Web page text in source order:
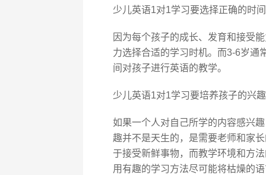
少儿英语1对1学习要选择正确的时间
因为每个孩子的成长、发育和接受
力选择合适的学习时机。而3-6岁通
间对孩子进行英语的教学。
少儿英语1对1学习要培养孩子的兴趣
如果一个人对自己所学的内容感兴
趣并不是天生的，是需要老师和家
于接受新鲜事物，而教学环境和方
用有趣的学习方法尽可能将枯燥的